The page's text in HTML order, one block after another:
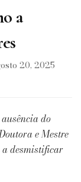
a
20, 2025
do
e Mestre
a desmistificar